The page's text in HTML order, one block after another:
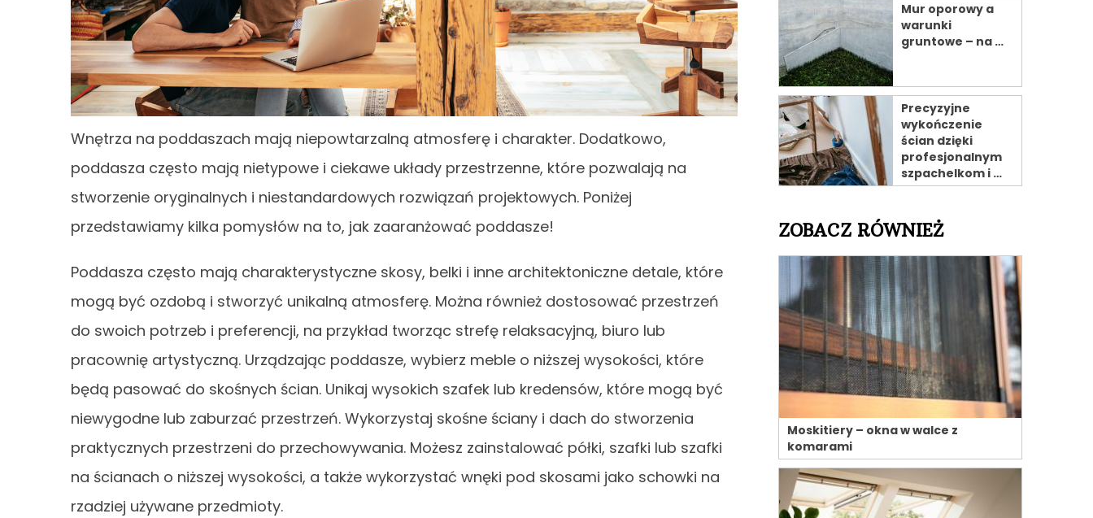
Wnętrza na poddaszach mają niepowtarzalną atmosferę i charakter. Dodatkowo,
poddasza często mają nietypowe i ciekawe układy przestrzenne, które pozwalają na
stworzenie oryginalnych i niestandardowych rozwiązań projektowych. Poniżej
przedstawiamy kilka pomysłów na to, jak zaaranżować poddasze!
Poddasza często mają charakterystyczne skosy, belki i inne architektoniczne detale, które
mogą być ozdobą i stworzyć unikalną atmosferę. Można również dostosować przestrzeń
do swoich potrzeb i preferencji, na przykład tworząc strefę relaksacyjną, biuro lub
pracownię artystyczną. Urządzając poddasze, wybierz meble o niższej wysokości, które
będą pasować do skośnych ścian. Unikaj wysokich szafek lub kredensów, które mogą być
niewygodne lub zaburzać przestrzeń. Wykorzystaj skośne ściany i dach do stworzenia
praktycznych przestrzeni do przechowywania. Możesz zainstalować półki, szafki lub szafki
na ścianach o niższej wysokości, a także wykorzystać wnęki pod skosami jako schowki na
rzadziej używane przedmioty.
Mur oporowy a
warunki
gruntowe – na …
Precyzyjne
wykończenie
ścian dzięki
profesjonalnym
szpachelkom i …
ZOBACZ RÓWNIEŻ
Moskitiery – okna w walce z
komarami